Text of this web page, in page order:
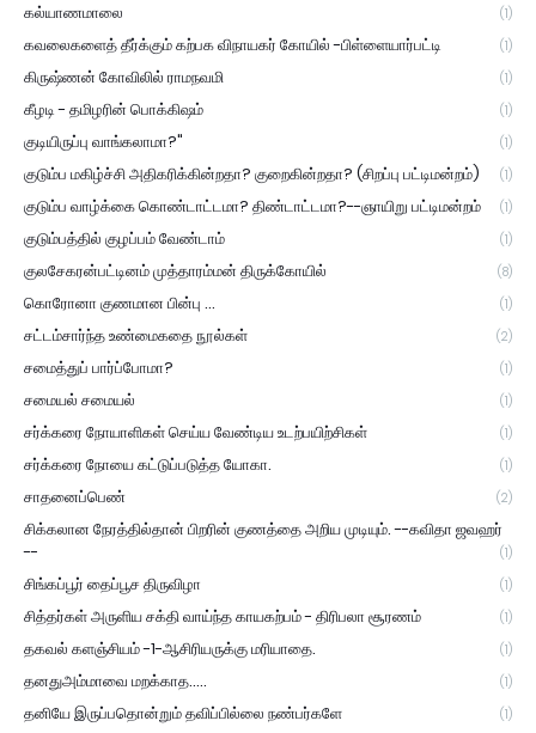
கல்யாணமாலை (1)
கவலைகளைத் தீர்க்கும் கற்பக விநாயகர் கோயில் -பிள்ளையார்பட்டி (1)
கிருஷ்ணன் கோவிலில் ராமநவமி (1)
கீழடி - தமிழரின் பொக்கிஷம் (1)
குடியிருப்பு வாங்கலாமா?" (1)
குடும்ப மகிழ்ச்சி அதிகரிக்கின்றதா? குறைகின்றதா? (சிறப்பு பட்டிமன்றம்) (1)
குடும்ப வாழ்க்கை கொண்டாட்டமா? திண்டாட்டமா?--ஞாயிறு பட்டிமன்றம் (1)
குடும்பத்தில் குழப்பம் வேண்டாம் (1)
குலசேகரன்பட்டினம் முத்தாரம்மன் திருக்கோயில் (8)
கொரோனா குணமான பின்பு ... (1)
சட்டம்சார்ந்த உண்மைகதை நூல்கள் (2)
சமைத்துப் பார்ப்போமா? (1)
சமையல் சமையல் (1)
சர்க்கரை நோயாளிகள் செய்ய வேண்டிய உடற்பயிற்சிகள் (1)
சர்க்கரை நோயை கட்டுப்படுத்த யோகா. (1)
சாதனைப்பெண் (2)
சிக்கலான நேரத்தில்தான் பிறரின் குணத்தை அறிய முடியும். --கவிதா ஜவஹர்
--
(1)
சிங்கப்பூர் தைப்பூச திருவிழா (1)
சித்தர்கள் அருளிய சக்தி வாய்ந்த காயகற்பம் - திரிபலா சூரணம் (1)
தகவல் களஞ்சியம் -1-ஆசிரியருக்கு மரியாதை. (1)
தனதுஅம்மாவை மறக்காத..... (1)
தனியே இருப்பதொன்றும் தவிப்பில்லை நண்பர்களே (1)